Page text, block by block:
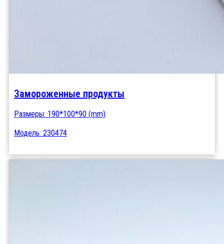
Замороженные продукты
Размеры: 190*100*90 (mm)
Модель: 230474